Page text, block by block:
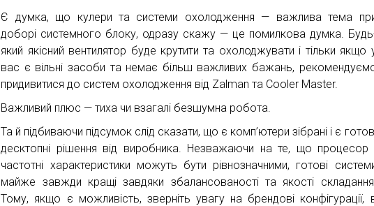
Є думка, що кулери та системи охолодження — важлива тема
доборі системного блоку, одразу скажу — це помилкова думка.
який якісний вентилятор буде крутити та охолоджувати і тільки якщо
вас є вільні засоби та немає більш важливих бажань,
придивитися до систем охолодження від Zalman та Cooler Master.
Важливий плюс — тиха чи взагалі безшумна робота.
Та й підбиваючи підсумок слід сказати, що є комп’ютери зібрані і є
десктопні рішення від виробника. Незважаючи на те, що процесор
частотні характеристики можуть бути рівнозначними, готові
майже завжди кращі завдяки збалансованості та якості
Тому, якщо є можливість, зверніть увагу на брендові конфігурації,